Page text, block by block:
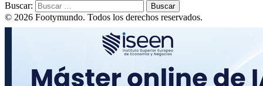
Buscar:
© 2026 Footymundo. Todos los derechos reservados.